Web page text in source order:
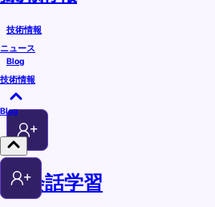
技術情報
Blog
英会話学習
ニュース
技術情報
Blog